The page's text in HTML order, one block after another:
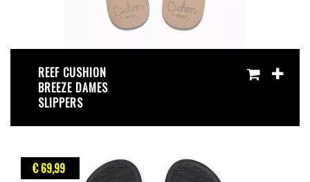
REEF CUSHION
BREEZE DAMES
SLIPPERS
€ 69,99